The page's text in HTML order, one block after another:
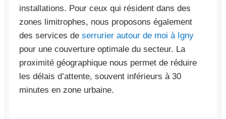
installations. Pour ceux qui résident dans des
zones limitrophes, nous proposons également
des services de serrurier autour de moi à Igny
pour une couverture optimale du secteur. La
proximité géographique nous permet de réduire
les délais d’attente, souvent inférieurs à 30
minutes en zone urbaine.